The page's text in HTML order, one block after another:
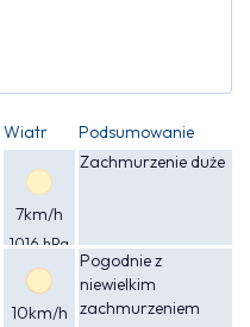
Wiatr Podsumowanie
7km/h
1016 hPa
Zachmurzenie duże
10km/h
Pogodnie z
niewielkim
zachmurzeniem